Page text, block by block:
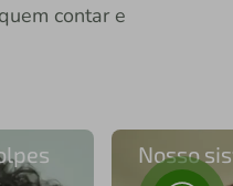
contar e
Nosso